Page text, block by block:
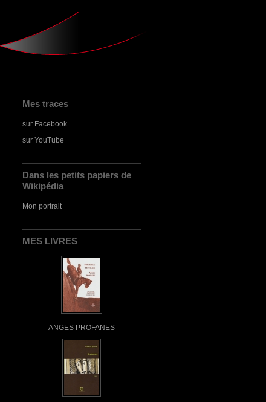
Mes traces
sur Facebook
sur YouTube
Dans les petits papiers de
Wikipédia
Mon portrait
MES LIVRES
ANGES PROFANES